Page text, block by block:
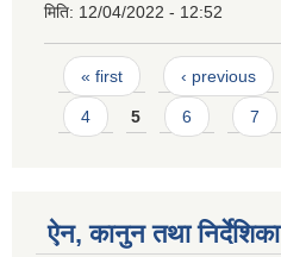
मिति: 12/04/2022 - 12:52
Pages
« first ‹ previous
4 5 6 7
ऐन, कानुन तथा निर्देशिका